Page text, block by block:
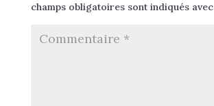
champs obligatoires sont indiqués avec